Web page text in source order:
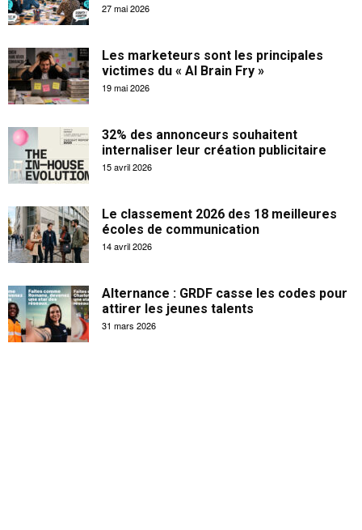
27 mai 2026
Les marketeurs sont les principales
victimes du « AI Brain Fry »
19 mai 2026
32% des annonceurs souhaitent
internaliser leur création publicitaire
15 avril 2026
Le classement 2026 des 18 meilleures
écoles de communication
14 avril 2026
Alternance : GRDF casse les codes pour
attirer les jeunes talents
31 mars 2026